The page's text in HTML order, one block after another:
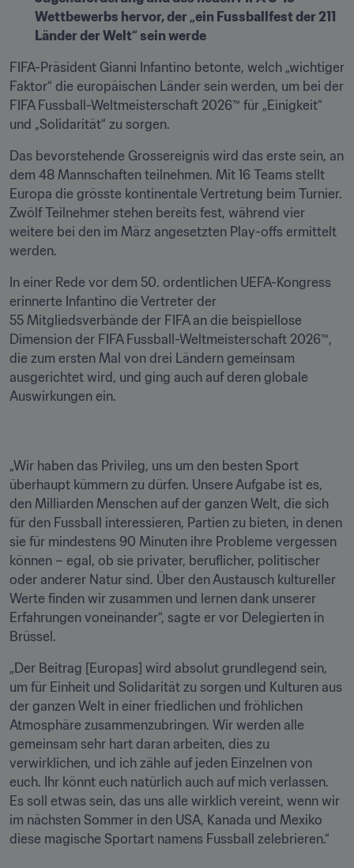
Wettbewerbs hervor, der „ein Fussballfest der 211
Länder der Welt“ sein werde
FIFA-Präsident Gianni Infantino betonte, welch „wichtiger
Faktor“ die europäischen Länder sein werden, um bei der
FIFA Fussball-Weltmeisterschaft 2026™ für „Einigkeit“
und „Solidarität“ zu sorgen.
Das bevorstehende Grossereignis wird das erste sein, an
dem 48 Mannschaften teilnehmen. Mit 16 Teams stellt
Europa die grösste kontinentale Vertretung beim Turnier.
Zwölf Teilnehmer stehen bereits fest, während vier
weitere bei den im März angesetzten Play-offs ermittelt
werden.
In einer Rede vor dem 50. ordentlichen UEFA-Kongress
erinnerte Infantino die Vertreter der
55 Mitgliedsverbände der FIFA an die beispiellose
Dimension der FIFA Fussball-Weltmeisterschaft 2026™,
die zum ersten Mal von drei Ländern gemeinsam
ausgerichtet wird, und ging auch auf deren globale
Auswirkungen ein.
„Wir haben das Privileg, uns um den besten Sport
überhaupt kümmern zu dürfen. Unsere Aufgabe ist es,
den Milliarden Menschen auf der ganzen Welt, die sich
für den Fussball interessieren, Partien zu bieten, in denen
sie für mindestens 90 Minuten ihre Probleme vergessen
können – egal, ob sie privater, beruflicher, politischer
oder anderer Natur sind. Über den Austausch kultureller
Werte finden wir zusammen und lernen dank unserer
Erfahrungen voneinander“, sagte er vor Delegierten in
Brüssel.
„Der Beitrag [Europas] wird absolut grundlegend sein,
um für Einheit und Solidarität zu sorgen und Kulturen aus
der ganzen Welt in einer friedlichen und fröhlichen
Atmosphäre zusammenzubringen. Wir werden alle
gemeinsam sehr hart daran arbeiten, dies zu
verwirklichen, und ich zähle auf jeden Einzelnen von
euch. Ihr könnt euch natürlich auch auf mich verlassen.
Es soll etwas sein, das uns alle wirklich vereint, wenn wir
im nächsten Sommer in den USA, Kanada und Mexiko
diese magische Sportart namens Fussball zelebrieren.“